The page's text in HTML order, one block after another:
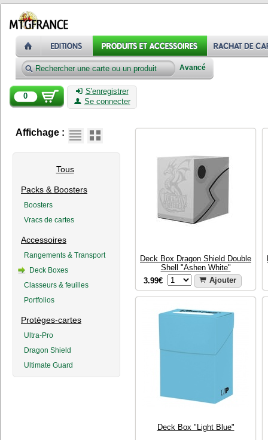
Avancé
0
S'enregistrer
Se connecter
Affichage :
Tous
Packs & Boosters
Boosters
Vracs de cartes
Accessoires
Rangements & Transport
Deck Boxes
Classeurs & feuilles
Portfolios
Protèges-cartes
Ultra-Pro
Dragon Shield
Ultimate Guard
Deck Box Dragon Shield Double
Shell "Ashen White"
3.99€
Ajouter
Deck Box "Light Blue"